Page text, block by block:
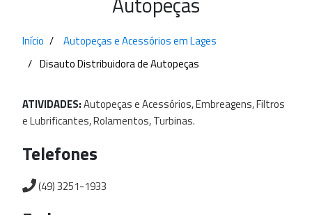
Início
Autopeças e Acessórios em Lages
Disauto Distribuidora de Autopeças
ATIVIDADES:AutopeçaseAcessórios,Embreagens,Filtros
eLubrificantes,Rolamentos,Turbinas.
Telefones
(49) 3251-1933